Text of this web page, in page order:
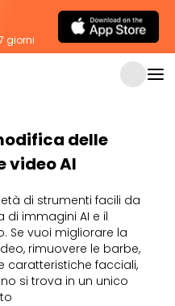
giorni
delle
video AI
di strumenti facili da
di immagini AI e il
Se vuoi migliorare la
rimuovere le barbe,
caratteristiche facciali,
si trova in un unico